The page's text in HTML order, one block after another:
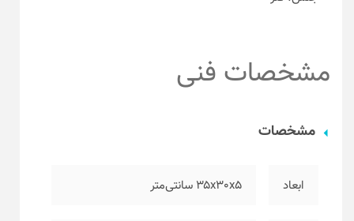
مشخصات فنی
مشخصات
ابعاد ۳۵x30x5 سانتی‌متر